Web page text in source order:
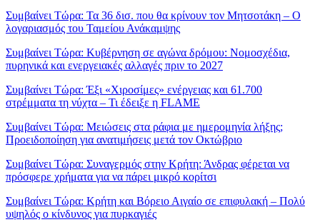
Συμβαίνει Τώρα: Τα 36 δισ. που θα κρίνουν τον Μητσοτάκη – Ο
λογαριασμός του Ταμείου Ανάκαμψης
Συμβαίνει Τώρα: Κυβέρνηση σε αγώνα δρόμου: Νομοσχέδια,
πυρηνικά και ενεργειακές αλλαγές πριν το 2027
Συμβαίνει Τώρα: Έξι «Χιροσίμες» ενέργειας και 61.700
στρέμματα τη νύχτα – Τι έδειξε η FLAME
Συμβαίνει Τώρα: Μειώσεις στα ράφια με ημερομηνία λήξης;
Προειδοποίηση για ανατιμήσεις μετά τον Οκτώβριο
Συμβαίνει Τώρα: Συναγερμός στην Κρήτη: Άνδρας φέρεται να
πρόσφερε χρήματα για να πάρει μικρό κορίτσι
Συμβαίνει Τώρα: Κρήτη και Βόρειο Αιγαίο σε επιφυλακή – Πολύ
υψηλός ο κίνδυνος για πυρκαγιές